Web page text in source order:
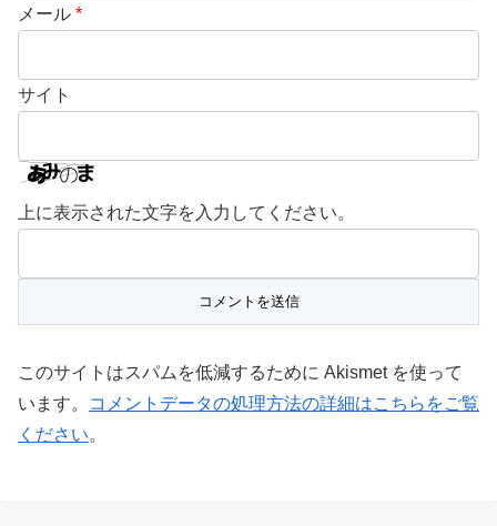
メール *
サイト
上に表示された文字を入力してください。
このサイトはスパムを低減するために Akismet を使って
います。
コメントデータの処理方法の詳細はこちらをご覧
ください。